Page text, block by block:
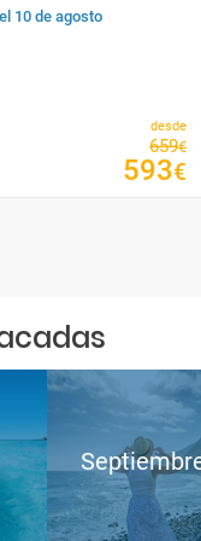
10 de agosto
desde
659€
593€